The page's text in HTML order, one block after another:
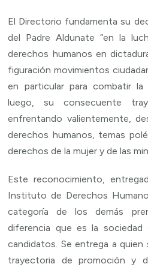
El Directorio fundamenta su
del Padre Aldunate “en la
derechos humanos en
figuración movimientos
en particular para combatir
luego, su consecuente
enfrentando valientemente,
derechos humanos, temas
derechos de la mujer y de las
Este reconocimiento,
Instituto de Derechos
categoría de los demás
diferencia que es la
candidatos. Se entrega a
trayectoria de promoción y